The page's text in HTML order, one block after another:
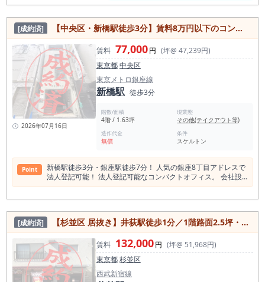
ただきたい案件です。 特記事項として、業態業種制限がありま
ます。 営業時間は原則24時までです。看板使用料として月額
1,000円税別が必要です。 家賃保証会社加入、指定火災保険加
入が必要となり、看板工事は指定業者を利用していただく場合
があります。インフラ容量は事前調査をおすすめします。 羽村
駅徒歩3分、飲食店街の1階、約10坪の居酒屋居抜き物件。都
心型の大きな集客ではなく、地元客・常連客・仕事帰り需要を
丁寧に取りに行く小箱飲食向けの物件です。 羽村駅周辺で、取
得費用を抑えながら居酒屋・小料理・大衆酒場・定食酒場を検
討している方は、まずは現地をご確認ください。
徒歩2分、繁華街立地、バー業態が集まる夜も動きのあるエリ
ア、約9.83坪の小箱サイズ、カラオケ可能なバー居抜き。 湘
南・平塚エリアで夜業態の出店を検討されている方、既存のバ
ー内装を活かしてスピード感のある開業を目指したい方、常連
客づくりを重視した小規模店舗を探している方におすすめで
す。駅近でナイト系業態を検討できる物件をお探しの方は、ぜ
ひ一度内見で店内の雰囲気、導線、設備、周辺環境をご確認く
ださい。
ため、スピーディーに利用開始できる点も魅力。 コンパクトな
がら自由度の高い空間で、自分らしい店舗・事務所づくりを実
現しやすい物件です。
[成約済] 【中央区・新橋駅徒歩3分】賃料8万円以下のコンパクトオフィスの居抜き物件/低予算低コスト/約1.63 坪
2026年07月16日
賃料 77,000円 (坪@ 47,239円)
東京都中央区
東京メトロ銀座線
新橋駅 徒歩3分
階数/面積
4階 / 1.63坪
現業態
その他(テイクアウト等)
造作代金
無償
条件
スケルトン
Point
新橋駅徒歩3分・銀座駅徒歩7分！ 人気の銀座8丁目アドレスで
法人登記可能！ 法人登記可能なコンパクトオフィス。 会社設
立・支店登記・住所利用におすすめです◎ 1席程度のプライベ
[成約済] 【杉並区 居抜き】井荻駅徒歩1分／1階路面2.5坪・賃料13.2万円／立ち飲み・一人開業向け居抜き店舗（環八沿い・低資金モデル）
賃料 132,000円 (坪@ 51,968円)
東京都杉並区
西武新宿線